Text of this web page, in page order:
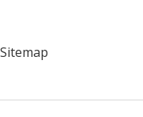
Sitemap